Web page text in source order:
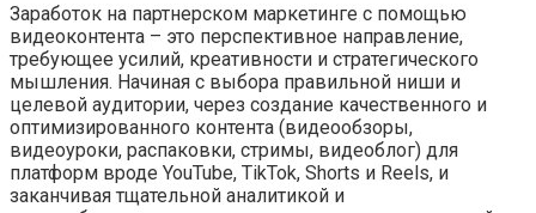
Заработок на партнерском маркетинге с помощью
видеоконтента – это перспективное направление,
требующее усилий, креативности и стратегического
мышления. Начиная с выбора правильной ниши и
целевой аудитории, через создание качественного и
оптимизированного контента (видеообзоры,
видеоуроки, распаковки, стримы, видеоблог) для
платформ вроде YouTube, TikTok, Shorts и Reels, и
заканчивая тщательной аналитикой и